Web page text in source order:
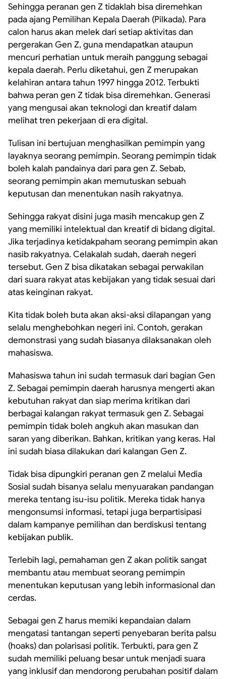
Sehingga peranan gen Z tidaklah bisa diremehkan
pada ajang Pemilihan Kepala Daerah (Pilkada). Para
calon harus akan melek dari setiap aktivitas dan
pergerakan Gen Z, guna mendapatkan ataupun
mencuri perhatian untuk meraih panggung sebagai
kepala daerah. Perlu diketahui, gen Z merupakan
kelahiran antara tahun 1997 hingga 2012. Terbukti
bahwa peran gen Z tidak bisa diremehkan. Generasi
yang mengusai akan teknologi dan kreatif dalam
melihat tren pekerjaan di era digital.
Tulisan ini bertujuan menghasilkan pemimpin yang
layaknya seorang pemimpin. Seorang pemimpin tidak
boleh kalah pandainya dari para gen Z. Sebab,
seorang pemimpin akan memutuskan sebuah
keputusan dan menentukan nasih rakyatnya.
Sehingga rakyat disini juga masih mencakup gen Z
yang memiliki intelektual dan kreatif di bidang digital.
Jika terjadinya ketidakpaham seorang pemimpin akan
nasib rakyatnya. Celakalah sudah, daerah negeri
tersebut. Gen Z bisa dikatakan sebagai perwakilan
dari suara rakyat atas kebijakan yang tidak sesuai dari
atas keinginan rakyat.
Kita tidak boleh buta akan aksi-aksi dilapangan yang
selalu menghebohkan negeri ini. Contoh, gerakan
demonstrasi yang sudah biasanya dilaksanakan oleh
mahasiswa.
Mahasiswa tahun ini sudah termasuk dari bagian Gen
Z. Sebagai pemimpin daerah harusnya mengerti akan
kebutuhan rakyat dan siap merima kritikan dari
berbagai kalangan rakyat termasuk gen Z. Sebagai
pemimpin tidak boleh angkuh akan masukan dan
saran yang diberikan. Bahkan, kritikan yang keras. Hal
ini sudah biasa dilakukan dari kalangan Gen Z.
Tidak bisa dipungkiri peranan gen Z melalui Media
Sosial sudah bisanya selalu menyuarakan pandangan
mereka tentang isu-isu politik. Mereka tidak hanya
mengonsumsi informasi, tetapi juga berpartisipasi
dalam kampanye pemilihan dan berdiskusi tentang
kebijakan publik.
Terlebih lagi, pemahaman gen Z akan politik sangat
membantu atau membuat seorang pemimpin
menentukan keputusan yang lebih informasional dan
cerdas.
Sebagai gen Z harus memiki kepandaian dalam
mengatasi tantangan seperti penyebaran berita palsu
(hoaks) dan polarisasi politik. Terbukti, para gen Z
sudah memiliki peluang besar untuk menjadi suara
yang inklusif dan mendorong perubahan positif dalam